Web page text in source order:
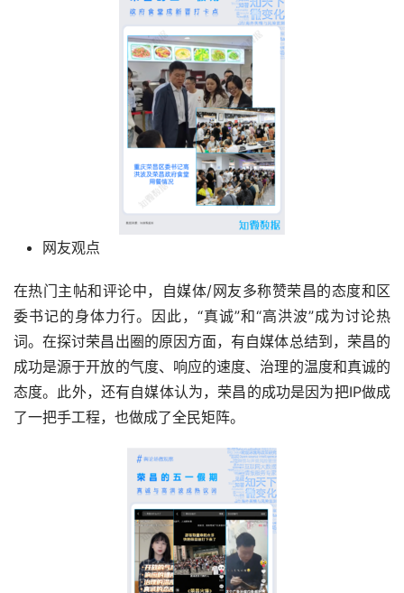
网友观点
在热门主帖和评论中，自媒体/网友多称赞荣昌的态度和区
委书记的身体力行。因此，“真诚”和“高洪波”成为讨论热
词。在探讨荣昌出圈的原因方面，有自媒体总结到，荣昌的
成功是源于开放的气度、响应的速度、治理的温度和真诚的
态度。此外，还有自媒体认为，荣昌的成功是因为把IP做成
了一把手工程，也做成了全民矩阵。